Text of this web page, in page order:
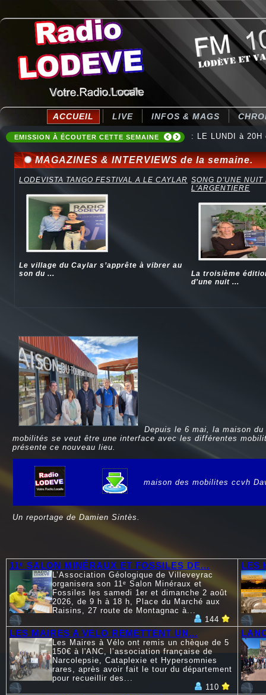
ACCUEIL LIVE INFOS & MAGS
EMISSION À ÉCOUTER CETTE SEMAINE : Destination
MAGAZINES & INTERVIEWS de la semaine.
LODEVISTA TANGO FESTIVAL A LE CAYLAR
Le village du Caylar s’apprête à vibrer au
son du ...
SONG D'UNE NUIT
L'ARGENTIERE
La troisième
d'une nuit ...
Depuis le 6 mai, la maison
mobilités se veut être une interface avec les différentes
présente ce nouveau lieu.
maison des mobilites ccvh
Un reportage de Damien Sintès.
11ᵉ SALON MINÉRAUX ET FOSSILES DE...
L’Association Géologique de Villeveyrac
organisera son 11ᵉ Salon Minéraux et
Fossiles les samedi 1er et dimanche 2 août
2026, de 9 h à 18 h, Place du Marché aux
Raisins, 27 route de Montagnac à...
144
LES
LES MAIRES A VELO REMETTENT UN...
Les Maires à Vélo ont remis un chèque de 5
150€ à l'ANC, l’association française de
Narcolepsie, Cataplexie et Hypersomnies
rares, après avoir fait le tour du département
pour recueillir des...
110